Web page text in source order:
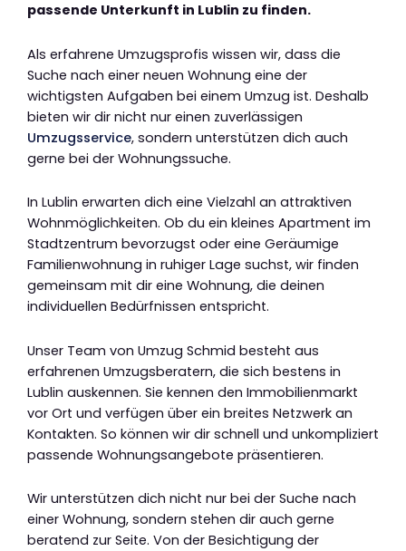
passende Unterkunft in Lublin zu finden.
Als erfahrene Umzugsprofis wissen wir, dass die
Suche nach einer neuen Wohnung eine der
wichtigsten Aufgaben bei einem Umzug ist. Deshalb
bieten wir dir nicht nur einen zuverlässigen
Umzugsservice, sondern unterstützen dich auch
gerne bei der Wohnungssuche.
In Lublin erwarten dich eine Vielzahl an attraktiven
Wohnmöglichkeiten. Ob du ein kleines Apartment im
Stadtzentrum bevorzugst oder eine Geräumige
Familienwohnung in ruhiger Lage suchst, wir finden
gemeinsam mit dir eine Wohnung, die deinen
individuellen Bedürfnissen entspricht.
Unser Team von Umzug Schmid besteht aus
erfahrenen Umzugsberatern, die sich bestens in
Lublin auskennen. Sie kennen den Immobilienmarkt
vor Ort und verfügen über ein breites Netzwerk an
Kontakten. So können wir dir schnell und unkompliziert
passende Wohnungsangebote präsentieren.
Wir unterstützen dich nicht nur bei der Suche nach
einer Wohnung, sondern stehen dir auch gerne
beratend zur Seite. Von der Besichtigung der